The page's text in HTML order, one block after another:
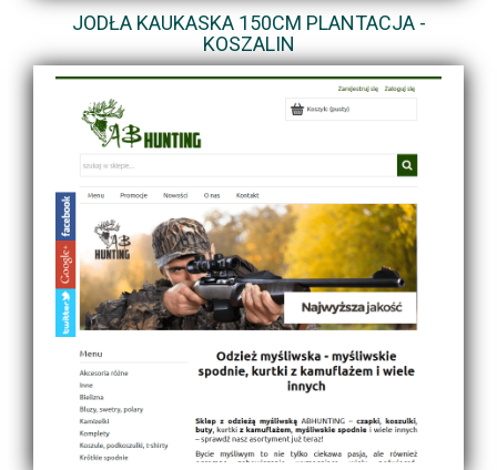
JODŁA KAUKASKA 150CM PLANTACJA -
KOSZALIN